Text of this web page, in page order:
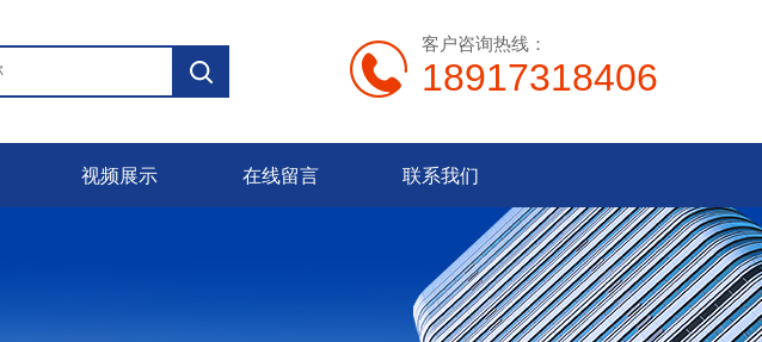
客户咨询热线：
18917318406
视频展示 在线留言 联系我们